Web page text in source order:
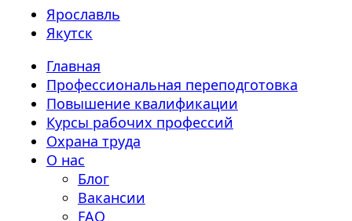
Ярославль
Якутск
Главная
Профессиональная переподготовка
Повышение квалификации
Курсы рабочих профессий
Охрана труда
О нас
Блог
Вакансии
FAQ